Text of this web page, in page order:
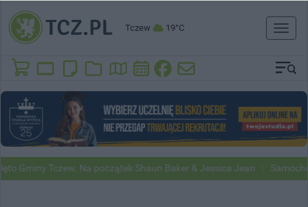
Tczew 19°C
Toggle
Tczew. Na początek Shaun Baker & Jessica Jean Samochody